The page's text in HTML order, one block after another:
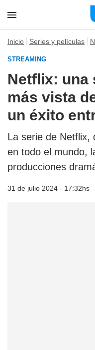
Inicio Series y películas
STREAMING
Netflix: una
más vista
un éxito
La serie de Netflix,
en todo el mundo,
producciones
31 de julio 2024 - 17:32hs